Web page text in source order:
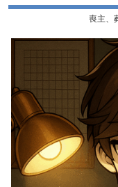
喪主、